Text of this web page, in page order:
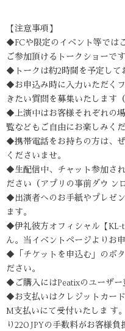
【注意事項】
◆FCや限定のイベント等では
ご参加頂けるトークショーです
◆トークは約2時間を予定して
◆お申込み時に入力いただく
きたい質問を募集いたします
◆上演中はお客様それぞれの
覧などもご自由にお楽しみく
◆携帯電話をお持ちの方は、
くださいませ。
◆生配信中、チャット参加さ
ださい（アプリの事前ダウ ン
◆出演者へのお手紙やプレゼ
ます。
◆伊礼彼方オフィシャル【KL-
ん。当イベントページよりお
◆「チケットを申込む」のボ
ださい。
◆ご購入にはPeatixのユーザー
◆お支払いはクレジットカー
M支払いにて受付いたしま す
り220 JPYの手数料がお客様負